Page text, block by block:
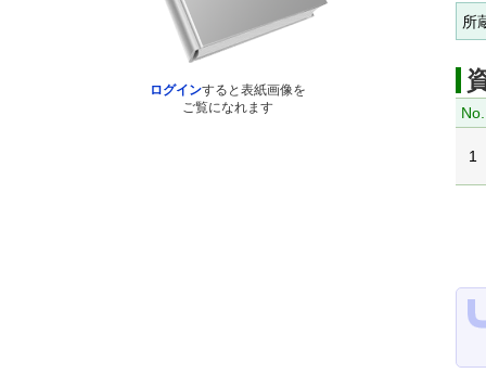
ログインすると表紙画像を
ご覧になれます
所
No.
1